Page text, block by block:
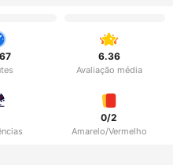
6.36
Avaliação média
0/2
Amarelo/Vermelho